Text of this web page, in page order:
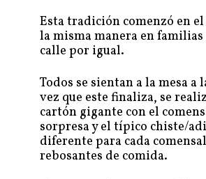
Esta tradición comenzó en
la misma manera en
calle por igual.
Todos se sientan a la mesa
vez que este finaliza, se
cartón gigante con el
sorpresa y el típico chiste/
diferente para cada
rebosantes de comida.